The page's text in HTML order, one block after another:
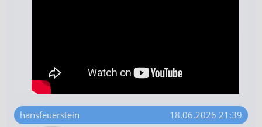
hansfeuerstein
18.06.2026 21:39